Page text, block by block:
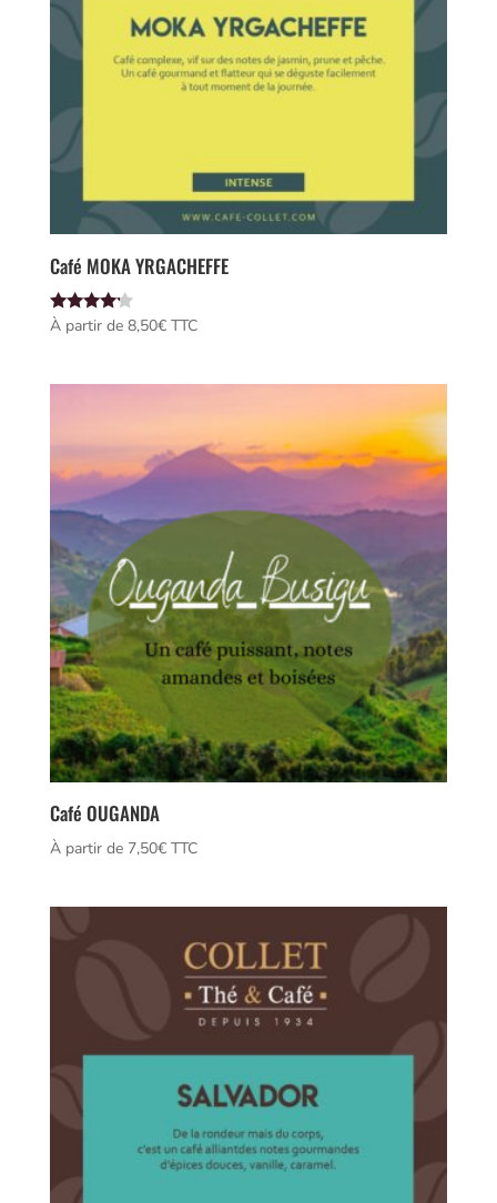
Café MOKA YRGACHEFFE
Note
4.00
À partir de 8,50€ TTC
Café OUGANDA
À partir de 7,50€ TTC